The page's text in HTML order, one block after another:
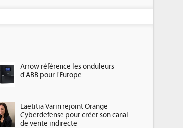
Arrow référence les onduleurs
d'ABB pour l'Europe
Laetitia Varin rejoint Orange
Cyberdefense pour créer son canal
de vente indirecte